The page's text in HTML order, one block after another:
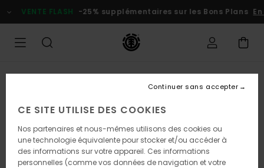
l'information
VENTE FLASH -25% supplémentaires sur les Bons Plans En
CE SITE UTILISE DES COOKIES
Nos partenaires et nous-mêmes utilisons des cookies ou
une technologie équivalente pour stocker et/ou accéder à
des informations sur votre appareil. Ces informations
personnelles (comme vos données de navigation et votre
Continuer sans accepter